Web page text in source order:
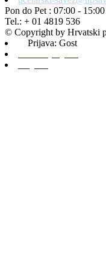
Pon do Pet : 07:00 - 15:00
Tel.: + 01 4819 536
© Copyright by Hrvatski
Prijava: Gost